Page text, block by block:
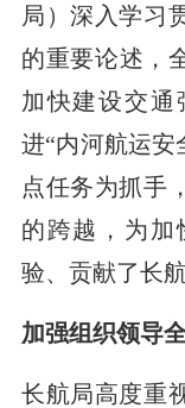
局）深入学习
的重要论述，
加快建设交通
进“内河航运安
点任务为抓手
的跨越，为加
验、贡献了长航
加强组织领导
长航局高度重